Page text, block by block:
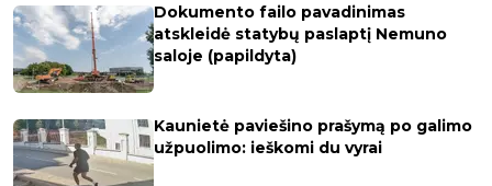
Dokumento failo pavadinimas
atskleidė statybų paslaptį Nemuno
saloje (papildyta)
Kaunietė paviešino prašymą po galimo
užpuolimo: ieškomi du vyrai